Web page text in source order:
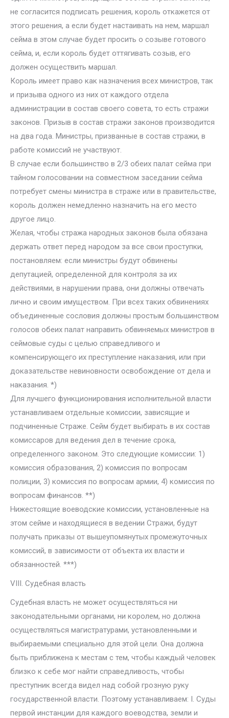
не согласится подписать решения, король откажется от
этого решения, а если будет настаивать на нем, маршал
сейма в этом случае будет просить о созыве готового
сейма, и, если король будет оттягивать созыв, его
должен осуществить маршал.
Король имеет право как назначения всех министров, так
и призыва одного из них от каждого отдела
администрации в состав своего совета, то есть стражи
законов. Призыв в состав стражи законов производится
на два года. Министры, призванные в состав стражи, в
работе комиссий не участвуют.
В случае если большинство в 2/3 обеих палат сейма при
тайном голосовании на совместном заседании сейма
потребует смены министра в страже или в правительстве,
король должен немедленно назначить на его место
другое лицо.
Желая, чтобы стража народных законов была обязана
держать ответ перед народом за все свои проступки,
постановляем: если министры будут обвинены
депутацией, определенной для контроля за их
действиями, в нарушении права, они должны отвечать
лично и своим имуществом. При всех таких обвинениях
объединенные сословия должны простым большинством
голосов обеих палат направить обвиняемых министров в
сеймовые суды с целью справедливого и
компенсирующего их преступление наказания, или при
доказательстве невиновности освобождение от дела и
наказания. *)
Для лучшего функционирования исполнительной власти
устанавливаем отдельные комиссии, зависящие и
подчиненные Страже. Сейм будет выбирать в их состав
комиссаров для ведения дел в течение срока,
определенного законом. Это следующие комиссии: 1)
комиссия образования, 2) комиссия по вопросам
полиции, 3) комиссия по вопросам армии, 4) комиссия по
вопросам финансов. **)
Нижестоящие воеводские комиссии, установленные на
этом сейме и находящиеся в ведении Стражи, будут
получать приказы от вышеупомянутых промежуточных
комиссий, в зависимости от объекта их власти и
обязанностей. ***)
VIII. Судебная власть
Судебная власть не может осуществляться ни
законодательными органами, ни королем, но должна
осуществляться магистратурами, установленными и
выбираемыми специально для этой цели. Она должна
быть приближена к местам с тем, чтобы каждый человек
близко к себе мог найти справедливость, чтобы
преступник всегда видел над собой грозную руку
государственной власти. Поэтому устанавливаем: I. Суды
первой инстанции для каждого воеводства, земли и